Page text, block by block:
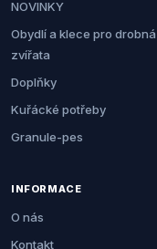
NOVINKY
Obydlí a klece pro drobná
zvířata
Doplňky
Kuřácké potřeby
Granule-pes
INFORMACE
O nás
Kontakt